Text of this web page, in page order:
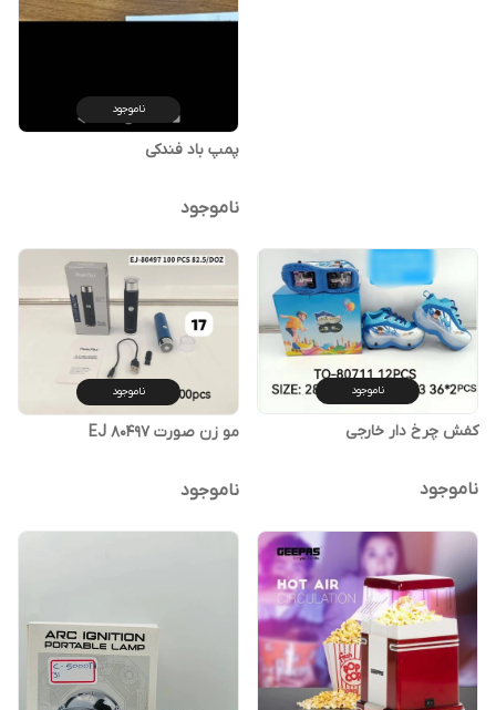
ناموجود
پمپ باد فندکی
ناموجود
ناموجود
کفش چرخ دار خارجی
ناموجود
ناموجود
مو زن صورت EJ 80497
ناموجود